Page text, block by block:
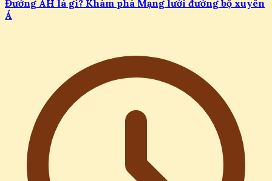
Đường AH là gì? Khám phá Mạng lưới đường bộ xuyên
Á